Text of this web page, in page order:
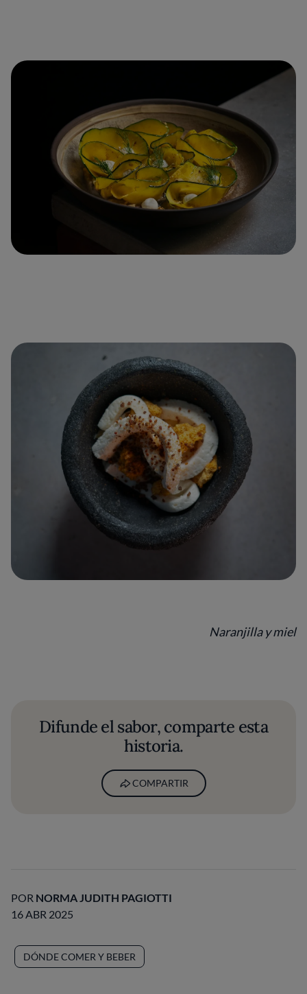
Naranjilla y miel
Difunde el sabor, comparte esta
historia.
COMPARTIR
POR NORMA JUDITH PAGIOTTI
16 ABR 2025
DÓNDE COMER Y BEBER